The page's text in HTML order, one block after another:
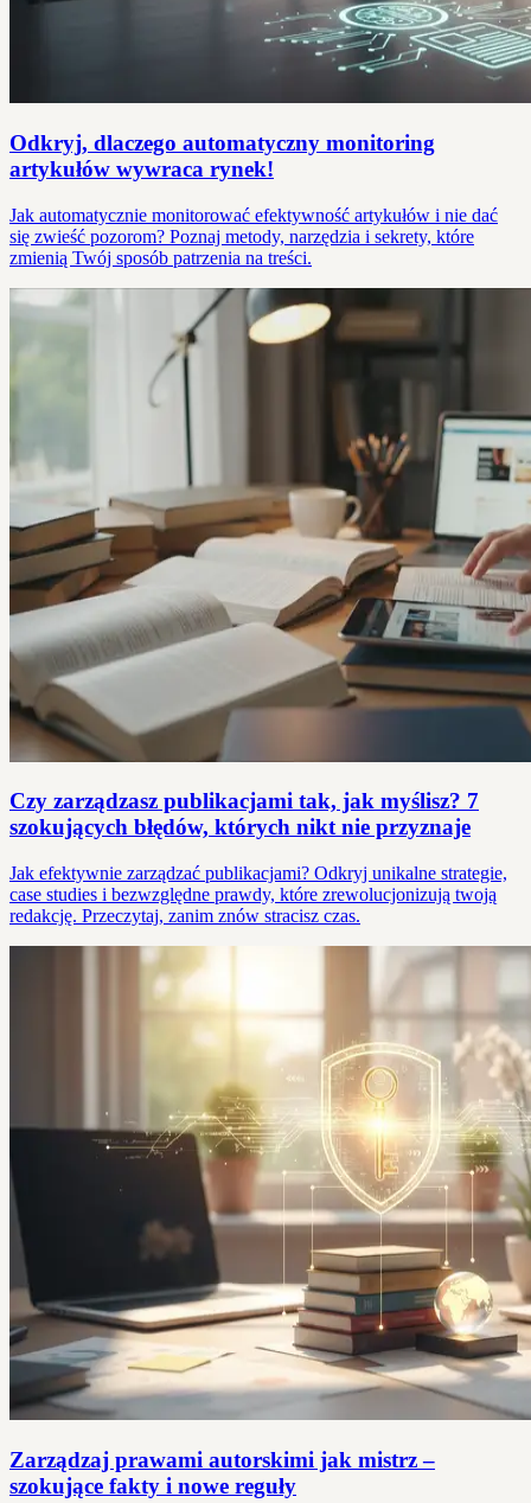
Odkryj, dlaczego automatyczny monitoring
artykułów wywraca rynek!
Jak automatycznie monitorować efektywność artykułów i nie dać
się zwieść pozorom? Poznaj metody, narzędzia i sekrety, które
zmienią Twój sposób patrzenia na treści.
Czy zarządzasz publikacjami tak, jak myślisz? 7
szokujących błędów, których nikt nie przyznaje
Jak efektywnie zarządzać publikacjami? Odkryj unikalne strategie,
case studies i bezwzględne prawdy, które zrewolucjonizują twoją
redakcję. Przeczytaj, zanim znów stracisz czas.
Zarządzaj prawami autorskimi jak mistrz –
szokujące fakty i nowe reguły